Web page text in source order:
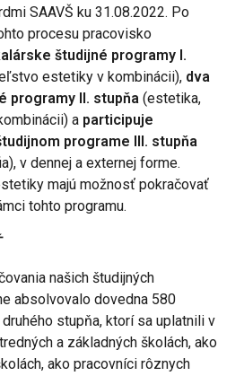
SAAVŠ ku 31.08.2022. Po
procesu pracovisko
študijné programy I.
estetiky v kombinácii), dva
programy II. stupňa (estetika,
a participuje
programe III. stupňa
v dennej a externej forme.
majú možnosť pokračovať
tohto programu.
našich študijných
absolvovalo dovedna 580
stupňa, ktorí sa uplatnili v
a základných školách, ako
ako pracovníci rôznych